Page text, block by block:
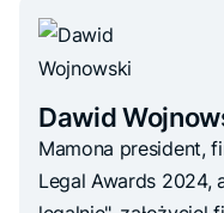
Dawid
Mamona president,
Legal Awards 2024,